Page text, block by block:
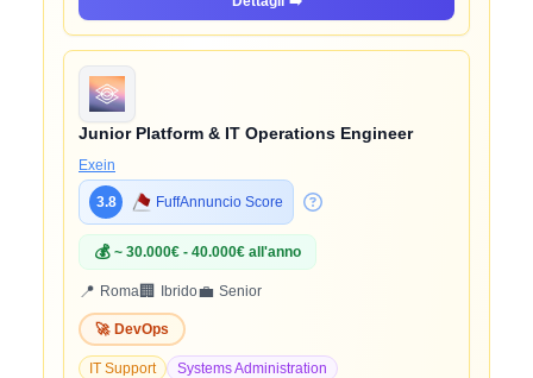
Junior Platform & IT Operations Engineer
Exein
3.8 FuffAnnuncio Score
💰 ~ 30.000€ - 40.000€ all'anno
📍 Roma🏢 Ibrido💼 Senior
🚀 DevOps
IT Support Systems Administration